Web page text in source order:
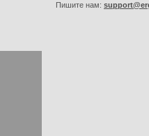
Пишите нам: